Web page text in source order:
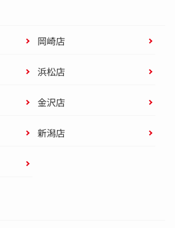
岡崎店
浜松店
金沢店
新潟店